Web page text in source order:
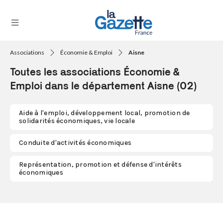
RÉGIONS
GAZETTE
Associations Économie & Emploi Aisne
Toutes les associations Économie &
Emploi dans le département Aisne (02)
Aide à l'emploi, développement local, promotion de
solidarités économiques, vie locale
Conduite d'activités économiques
Représentation, promotion et défense d'intérêts
économiques